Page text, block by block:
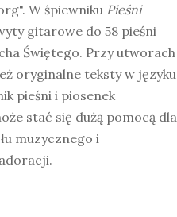
W śpiewniku Pieśni
gitarowe do 58 pieśni
Świętego. Przy utworach
oryginalne teksty w języku
pieśni i piosenek
stać się dużą pomocą dla
muzycznego i